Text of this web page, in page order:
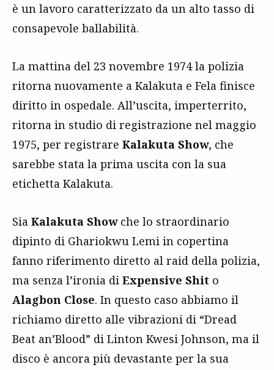
è un lavoro caratterizzato da un alto tasso di
consapevole ballabilità.
La mattina del 23 novembre 1974 la polizia
ritorna nuovamente a Kalakuta e Fela finisce
diritto in ospedale. All’uscita, imperterrito,
ritorna in studio di registrazione nel maggio
1975, per registrare Kalakuta Show, che
sarebbe stata la prima uscita con la sua
etichetta Kalakuta.
Sia Kalakuta Showche lo straordinario
dipinto di Ghariokwu Lemi in copertina
fanno riferimento diretto al raid della polizia,
ma senza l’ironia di Expensive Shit o
Alagbon Close. In questo caso abbiamo il
richiamo diretto alle vibrazioni di “Dread
Beat an’Blood” di Linton Kwesi Johnson, ma il
disco è ancora più devastante per la sua